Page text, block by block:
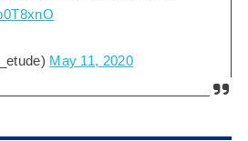
May 11, 2020